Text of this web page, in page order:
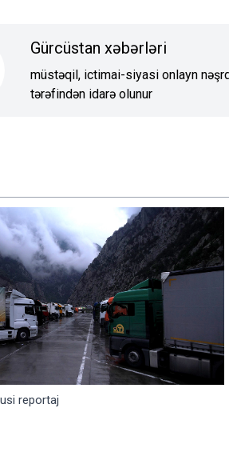
Gürcüstan xəbərləri
müstəqil, ictimai-siyasi onlayn
tərəfindən idarə olunur
reportaj